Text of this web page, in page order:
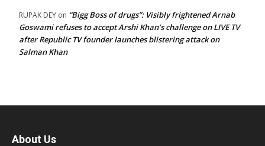
RUPAK DEY on “Bigg Boss of drugs”: Visibly frightened Arnab
Goswami refuses to accept Arshi Khan’s challenge on LIVE TV
after Republic TV founder launches blistering attack on
Salman Khan
About Us